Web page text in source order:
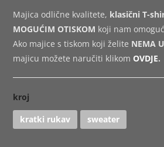
Majica odlične kvalitete, klasični T-
MOGUĆIM OTISKOM koji nam
Ako majice s tiskom koji želite NEMA
majicu možete naručiti klikom OVDJE.
kroj
kratki rukav
sweater